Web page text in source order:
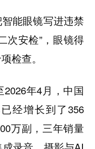
能眼镜写进违禁
次安检”，眼镜得
检查。
年4月，中国
经增长到了356
万副，三年销量